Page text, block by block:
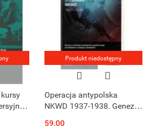
Produkt niedostępny
Operacja antypolska
NKWD 1937-1938. Geneza
popełnionego ma Polakach
59.00